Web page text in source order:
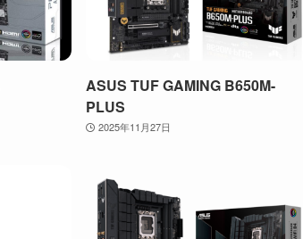
ASUS TUF GAMING B650M-
PLUS
2025年11月27日